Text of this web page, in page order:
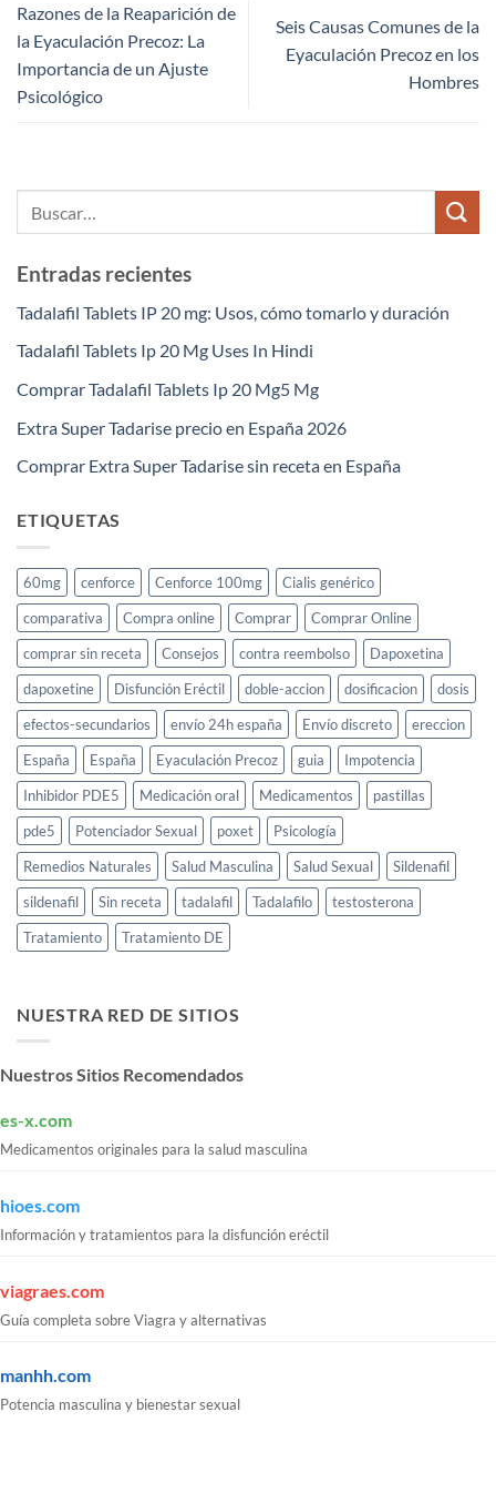
Razones de la Reaparición de
la Eyaculación Precoz: La
Importancia de un Ajuste
Psicológico
Seis Causas Comunes de la
Eyaculación Precoz en los
Hombres
Entradas recientes
Tadalafil Tablets IP 20 mg: Usos, cómo tomarlo y duración
Tadalafil Tablets Ip 20 Mg Uses In Hindi
Comprar Tadalafil Tablets Ip 20 Mg5 Mg
Extra Super Tadarise precio en España 2026
Comprar Extra Super Tadarise sin receta en España
ETIQUETAS
60mg cenforce Cenforce 100mg
Cialis genérico
comparativa
Compra online Comprar
Comprar Online
comprar sin receta
Consejos contra reembolso
Dapoxetina
dapoxetine
Disfunción Eréctil doble-accion dosificacion
dosis
efectos-secundarios
envío 24h españa Envío discreto
ereccion
España
España Eyaculación Precoz guia
Impotencia
Inhibidor PDE5
Medicación oral Medicamentos
pastillas
pde5
Potenciador Sexual poxet
Psicología
Remedios Naturales
Salud Masculina Salud Sexual
Sildenafil
sildenafil
Sin receta tadalafil Tadalafilo
testosterona
Tratamiento
Tratamiento DE
NUESTRA RED DE SITIOS
Nuestros Sitios Recomendados
es-x.com
Medicamentos originales para la salud masculina
hioes.com
Información y tratamientos para la disfunción eréctil
viagraes.com
Guía completa sobre Viagra y alternativas
manhh.com
Potencia masculina y bienestar sexual